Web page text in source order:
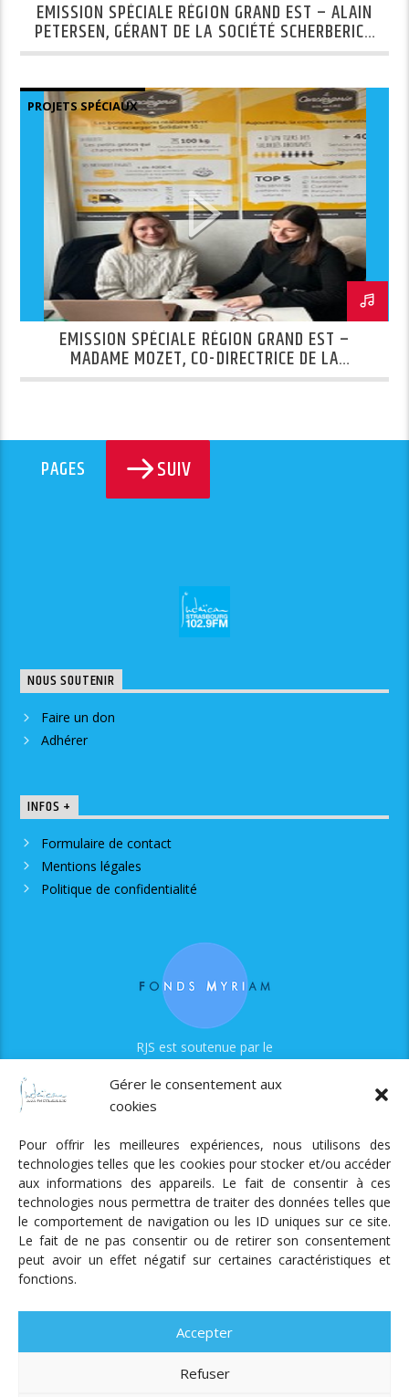
Gérer le consentement aux
cookies
Pour offrir les meilleures expériences, nous utilisons des
technologies telles que les cookies pour stocker et/ou accéder
aux informations des appareils. Le fait de consentir à ces
technologies nous permettra de traiter des données telles que
le comportement de navigation ou les ID uniques sur ce site.
Le fait de ne pas consentir ou de retirer son consentement
peut avoir un effet négatif sur certaines caractéristiques et
fonctions.
Accepter
Refuser
EMISSION SPÉCIALE RÉGION GRAND EST – ALAIN
PETERSEN, GÉRANT DE LA SOCIÉTÉ SCHERBERICH
MH
PROJETS SPÉCIAUX
EMISSION SPÉCIALE RÉGION GRAND EST –
MADAME MOZET, CO-DIRECTRICE DE LA
CONCIERGERIE SOLIDAIRE 51
PAGES SUIV
NOUS SOUTENIR
Faire un don
Adhérer
INFOS +
Formulaire de contact
Mentions légales
Politique de confidentialité
RJS est soutenue par le
Radio Judaica Strasbourg
Tous droits réservés
RADIO JUDAÏCA
ÉMISSIONS ET GRILLE DES PROGRAMMES
PODCASTS
UN DON
ADHÉRER MENTIONS LÉGALES
RÉAL.